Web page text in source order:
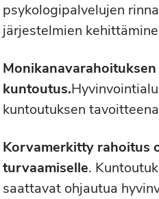
psykologipalvelujen
järjestelmien
kuntoutus.
kuntoutuksen
Korvamerkitty rahoitus
turvaamiselle.
saattavat ohjautua